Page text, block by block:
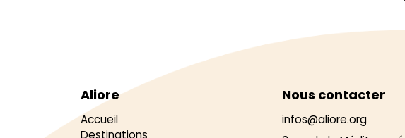
Aliore
Accueil
Destinations
Nous contacter
infos@aliore.org